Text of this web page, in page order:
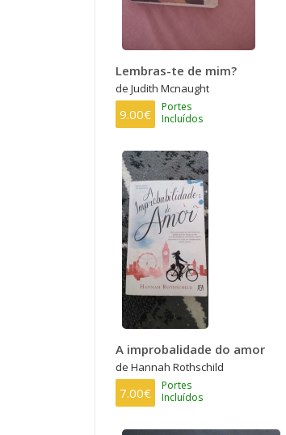
Lembras-te de mim?
de Judith Mcnaught
9.00€
Portes
Incluídos
A improbalidade do amor
de Hannah Rothschild
7.00€
Portes
Incluídos